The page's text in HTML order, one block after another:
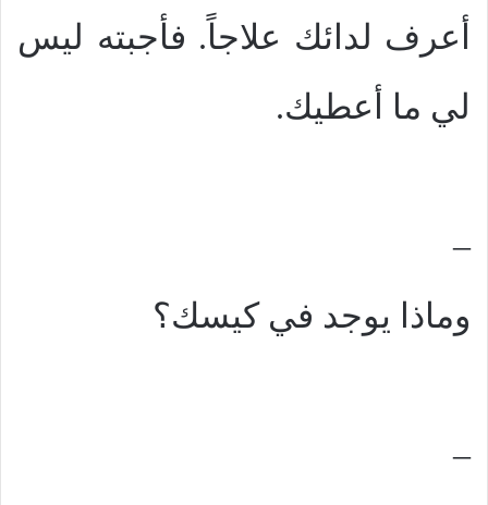
أعرف لدائك علاجاً. فأجبته ليس
لي ما أعطيك.
–
وماذا يوجد في كيسك؟
–